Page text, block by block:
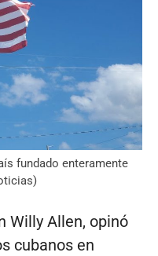
fundado enteramente
Willy Allen, opinó
cubanos en